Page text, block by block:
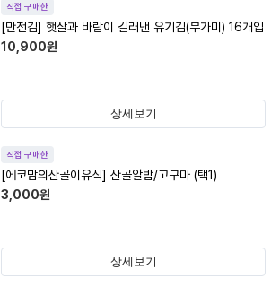
직접 구매한
[만전김] 햇살과 바람이 길러낸 유기김(무가미) 16개입
10,900원
상세보기
직접 구매한
[에코맘의산골이유식] 산골알밤/고구마 (택1)
3,000원
상세보기